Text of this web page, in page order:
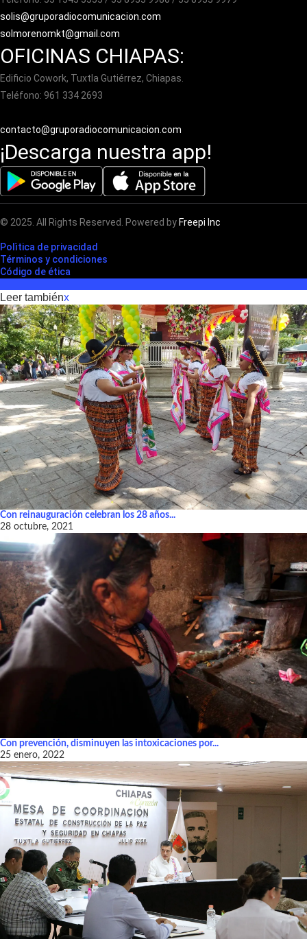
solis@gruporadiocomunicacion.com
solmorenomkt@gmail.com
OFICINAS CHIAPAS:
Edificio Cowork, Tuxtla Gutiérrez, Chiapas.
Teléfono: 961 334 2693
contacto@gruporadiocomunicacion.com
¡Descarga nuestra app!
© 2025. All Rights Reserved. Powered by Freepi Inc
Polìtica de privacidad
Términos y condiciones
Código de ética
Leer tambiénx
Con reinauguración celebran los 28 años...
28 octubre, 2021
Con prevención, disminuyen las intoxicaciones por...
25 enero, 2022